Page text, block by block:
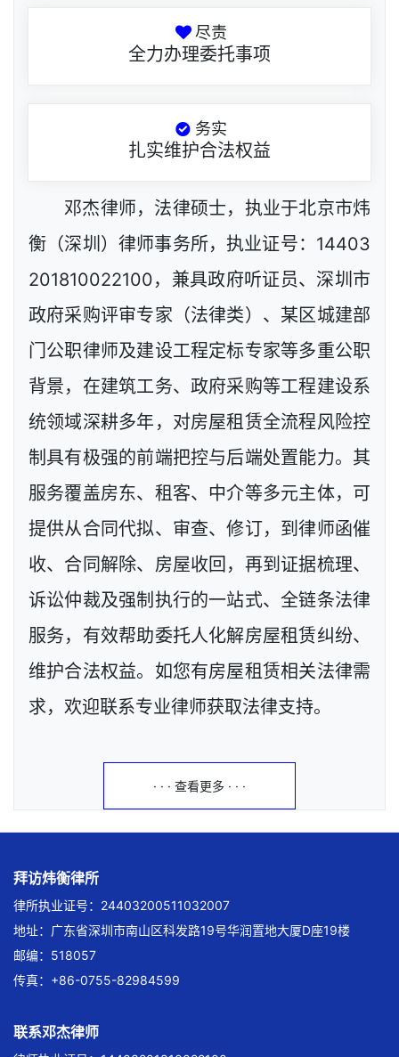
尽责
全力办理委托事项
务实
扎实维护合法权益
邓杰律师，法律硕士，执业于北京市炜
衡（深圳）律师事务所，执业证号：14403
201810022100，兼具政府听证员、深圳市
政府采购评审专家（法律类）、某区城建部
门公职律师及建设工程定标专家等多重公职
背景，在建筑工务、政府采购等工程建设系
统领域深耕多年，对房屋租赁全流程风险控
制具有极强的前端把控与后端处置能力。其
服务覆盖房东、租客、中介等多元主体，可
提供从合同代拟、审查、修订，到律师函催
收、合同解除、房屋收回，再到证据梳理、
诉讼仲裁及强制执行的一站式、全链条法律
服务，有效帮助委托人化解房屋租赁纠纷、
维护合法权益。如您有房屋租赁相关法律需
求，欢迎联系专业律师获取法律支持。
· · · 查看更多 · · ·
拜访炜衡律所
律所执业证号：24403200511032007
地址：广东省深圳市南山区科发路19号华润置地大厦D座19楼
邮编：518057
传真：+86-0755-82984599
联系邓杰律师